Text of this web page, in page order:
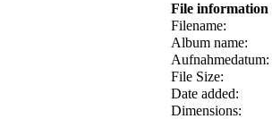
File information
Filename:
Album name:
Aufnahmedatum:
File Size:
Date added:
Dimensions: